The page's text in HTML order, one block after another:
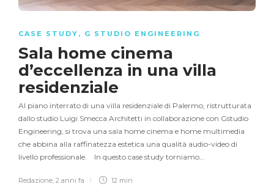
CASE STUDY , G STUDIO ENGINEERING
Sala home cinema
d’eccellenza in una villa
residenziale
Al piano interrato di una villa residenziale di Palermo, ristrutturata
dallo studio Luigi Smecca Architetti in collaborazione con Gstudio
Engineering, si trova una sala home cinema e home multimedia
che abbina alla raffinatezza estetica una qualità audio-video di
livello professionale. In questo case study torniamo…
Redazione 2 anni fa 12 min